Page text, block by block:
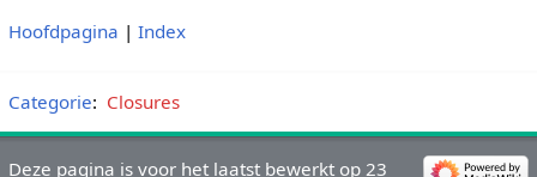
Hoofdpagina | Index
Categorie: Closures
Deze pagina is voor het laatst bewerkt op 23